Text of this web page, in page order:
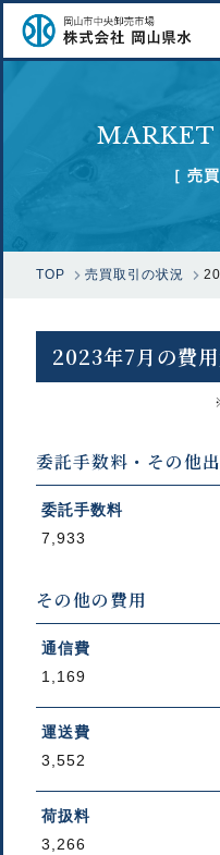
お問い合わせ
［ 売
TOP 売買取引の状況
2023年7月の費
委託手数料・その他
委託手数料
7,933
その他の費用
通信費
1,169
運送費
3,552
荷扱料
3,266